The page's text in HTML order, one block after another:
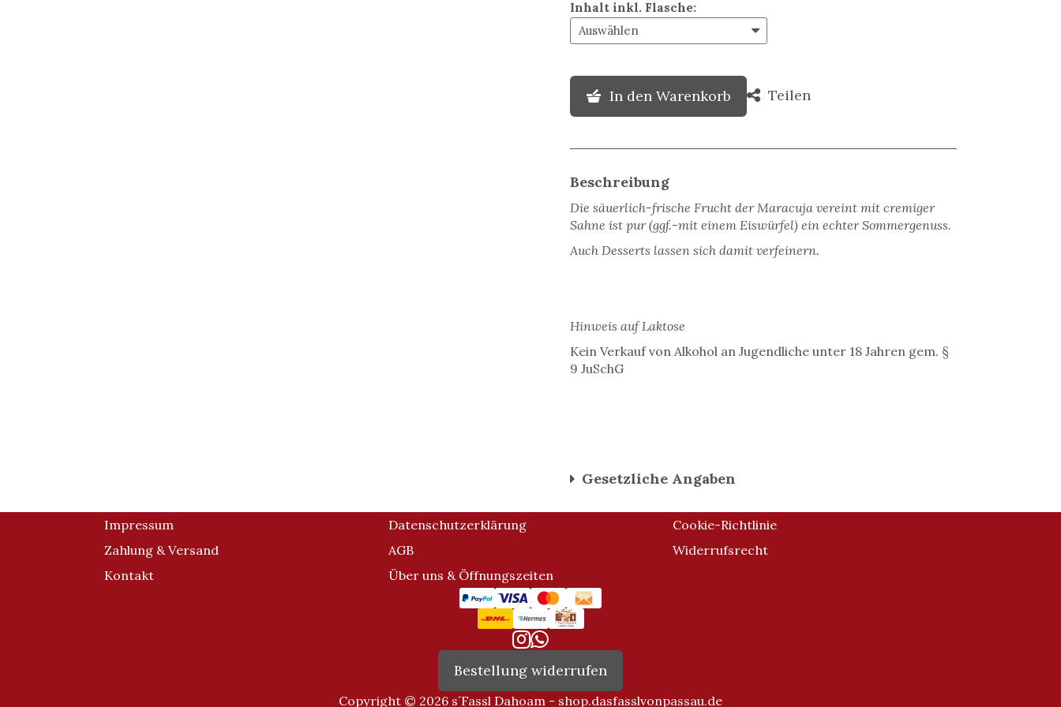
Inhalt inkl. Flasche:
In den Warenkorb Teilen
Beschreibung
Die säuerlich-frische Frucht der Maracuja vereint mit cremiger
Sahne ist pur (ggf.-mit einem Eiswürfel) ein echter Sommergenuss.
Auch Desserts lassen sich damit verfeinern.
Hinweis auf Laktose
Kein Verkauf von Alkohol an Jugendliche unter 18 Jahren gem. §
9 JuSchG
Gesetzliche Angaben
Impressum Datenschutzerklärung
Cookie-Richtlinie
Zahlung & Versand
AGB
Widerrufsrecht
Kontakt
Über uns & Öffnungszeiten
Bestellung widerrufen
Copyright © 2026 s´Fassl Dahoam - shop.dasfasslvonpassau.de